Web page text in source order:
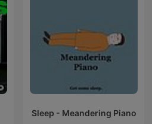
Sleep - Meandering Piano